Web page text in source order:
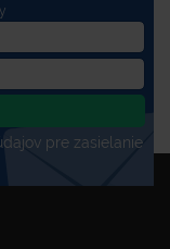
pre zasielanie